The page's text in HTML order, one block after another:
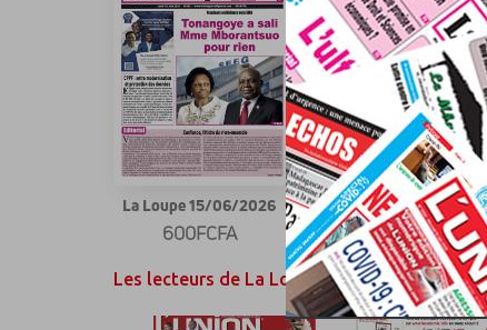
La Loupe 15/06/2026
600FCFA
La Loupe 27/04/2026
600FCFA
Les lecteurs de La Loupe ont également